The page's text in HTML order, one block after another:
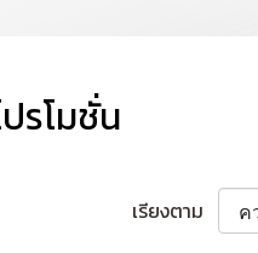
รโมชั่น
เรียงตาม